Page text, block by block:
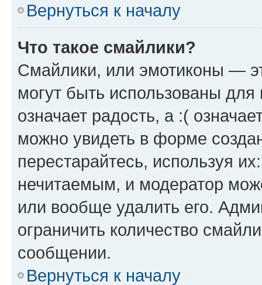
Вернуться к началу
Что такое смайлики?
Смайлики, или эмотиконы —
могут быть использованы
означает радость, а :(
можно увидеть в форме
перестарайтесь, используя
нечитаемым, и модератор
или вообще удалить его.
ограничить количество
сообщении.
Вернуться к началу